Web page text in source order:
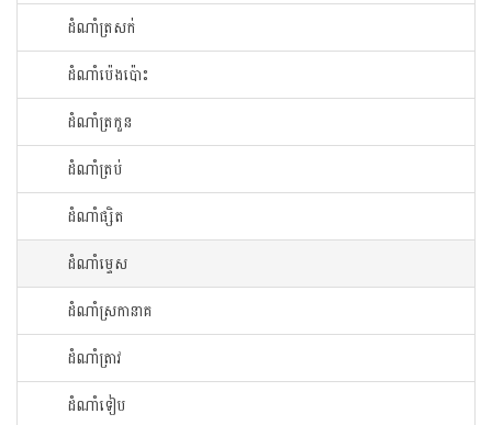
ដំណាំ​ត្រសក់
ដំណាំ​ប៉េង​ប៉ោះ​
ដំណាំ​ត្រកួន
ដំណាំ​ត្រប់​
ដំណាំ​ផ្សិត​
ដំណាំ​ម្ទេស​
ដំណាំ​ស្រកានាគ
ដំណាំ​ត្រាវ
ដំណាំទៀប